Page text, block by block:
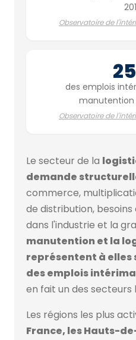
Observatoire de
des emplois
manutention
Observatoire de
Le secteur de la
demande
commerce,
de distribution,
dans l'industrie et la
manutention et la
représentent à elles
des emplois
en fait un des secteurs
Les régions les plus
France, les Hauts-